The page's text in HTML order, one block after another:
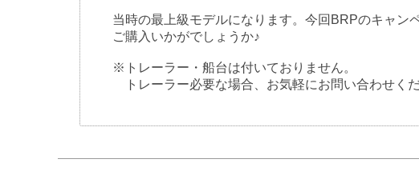
当時の最上級モデルになります。今回BRPのキャン
ご購入いかがでしょうか♪
※トレーラー・船台は付いておりません。
トレーラー必要な場合、お気軽にお問い合わせく